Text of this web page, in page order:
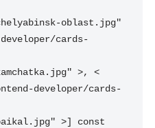
oblast.jpg"
cards-
>, <
developer/cards-
>] const